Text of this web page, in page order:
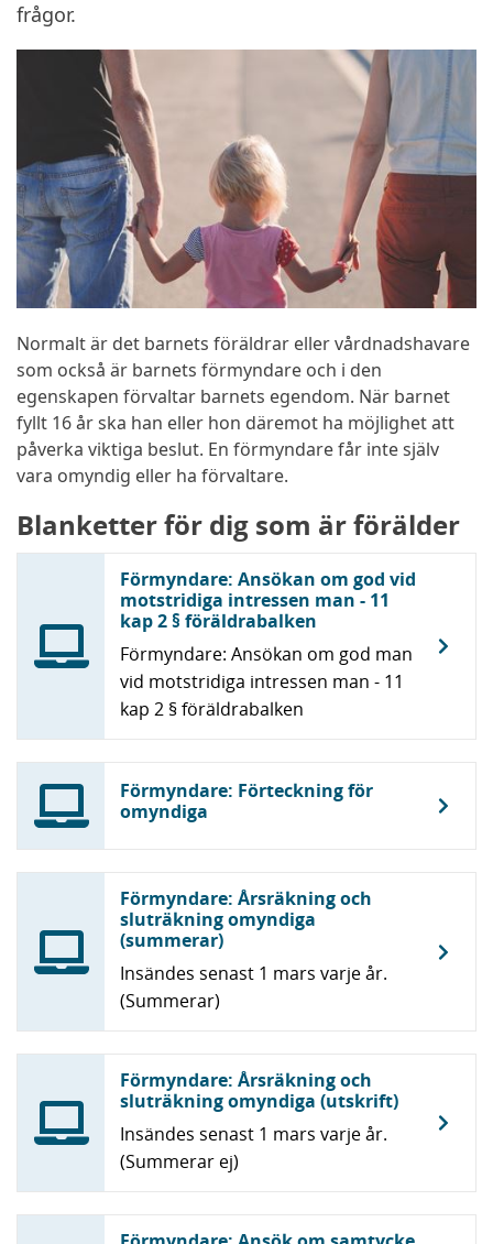
frågor.
Normalt är det barnets föräldrar eller vårdnadshavare
som också är barnets förmyndare och i den
egenskapen förvaltar barnets egendom. När barnet
fyllt 16 år ska han eller hon däremot ha möjlighet att
påverka viktiga beslut. En förmyndare får inte själv
vara omyndig eller ha förvaltare.
Blanketter för dig som är förälder
Förmyndare: Ansökan om god vid
motstridiga intressen man - 11
kap 2 § föräldrabalken
Förmyndare: Ansökan om god man
vid motstridiga intressen man - 11
kap 2 § föräldrabalken
Förmyndare: Förteckning för
omyndiga
Förmyndare: Årsräkning och
sluträkning omyndiga
(summerar)
Insändes senast 1 mars varje år.
(Summerar)
Förmyndare: Årsräkning och
sluträkning omyndiga (utskrift)
Insändes senast 1 mars varje år.
(Summerar ej)